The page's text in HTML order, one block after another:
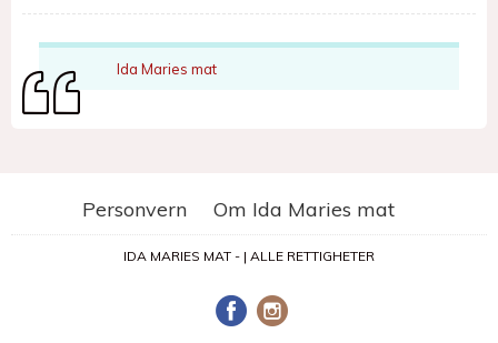
Ida Maries mat
Personvern Om Ida Maries mat
IDA MARIES MAT - | ALLE RETTIGHETER